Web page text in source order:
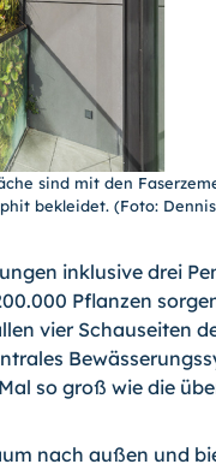
sind mit den
bekleidet. (Foto:
inklusive drei
Pflanzen
vier Schauseiten
so groß wie die
nach außen und